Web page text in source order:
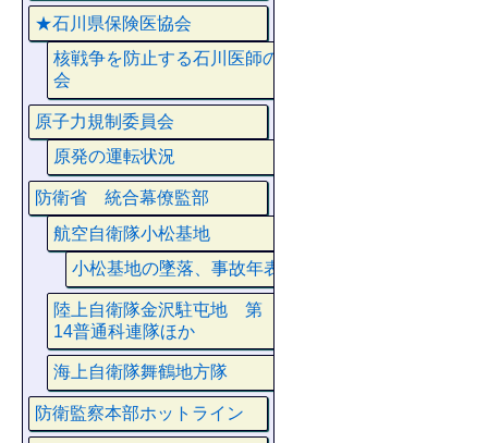
★石川県保険医協会
核戦争を防止する石川医師の
会
原子力規制委員会
原発の運転状況
防衛省 統合幕僚監部
航空自衛隊小松基地
小松基地の墜落、事故年表
陸上自衛隊金沢駐屯地 第
14普通科連隊ほか
海上自衛隊舞鶴地方隊
防衛監察本部ホットライン